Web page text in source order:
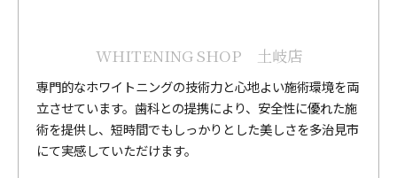
WHITENING SHOP 土岐店
専門的なホワイトニングの技術力と心地よい施術環境を両
立させています。歯科との提携により、安全性に優れた施
術を提供し、短時間でもしっかりとした美しさを多治見市
にて実感していただけます。